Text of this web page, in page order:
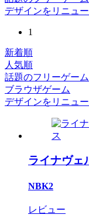
デザインをリニュ
1
新着順
人気順
話題のフリーゲーム
ブラウザゲーム
デザインをリニュ
ライナヴ
NBK2
レビュー